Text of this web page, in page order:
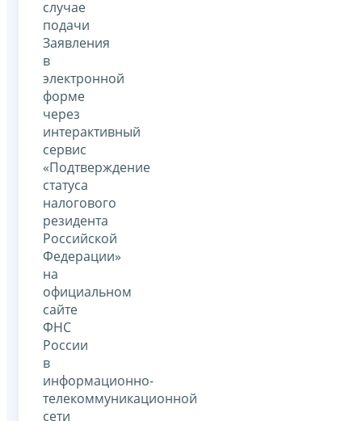
случае
подачи
Заявления
в
электронной
форме
через
интерактивный
сервис
«Подтверждение
статуса
налогового
резидента
Российской
Федерации»
на
официальном
сайте
ФНС
России
в
информационно-
телекоммуникационной
сети